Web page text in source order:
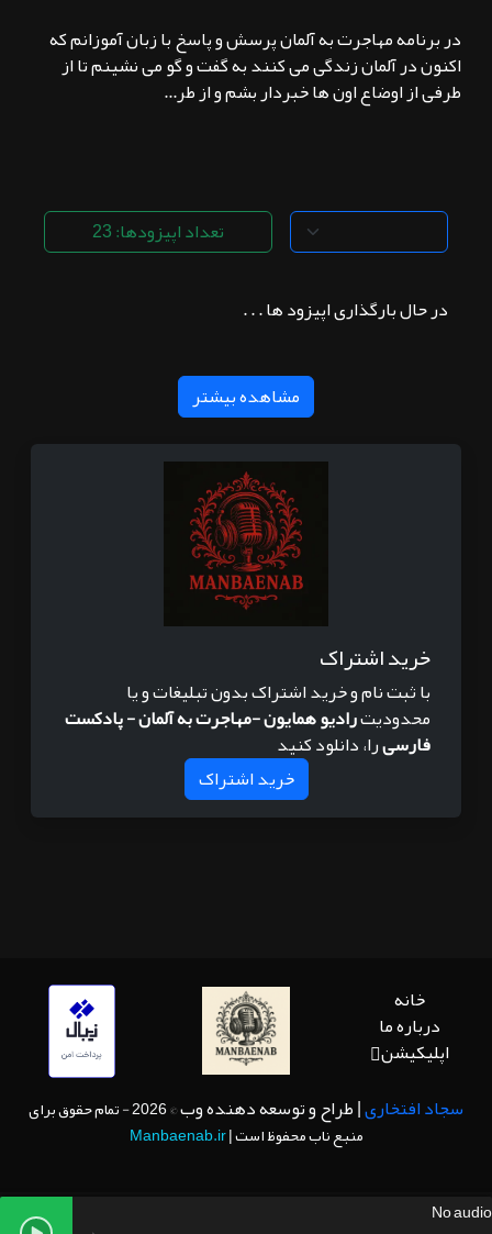
در برنامه مهاجرت به آلمان پرسش و پاسخ با زبان آموزانم که
اکنون در آلمان زندگی می کنند به گفت و گو می نشینم تا از
طرفی از اوضاع اون ها خبردار بشم و از طر...
No audio
تعداد اپیزودها: 23
در حال بارگذاری اپیزود ها . . .
مشاهده بیشتر
خرید اشتراک
با ثبت نام و خرید اشتراک بدون تبلیغات و یا
محدودیترادیو همایون -مهاجرت به آلمان - پادکست
فارسیرا، دانلود کنید
خرید اشتراک
خانه
درباره ما
اپلیکیشن
سجاد افتخاری| طراح و توسعه دهنده وب
© 2026 - تمام حقوق برای
منبع ناب محفوظ است |Manbaenab.ir